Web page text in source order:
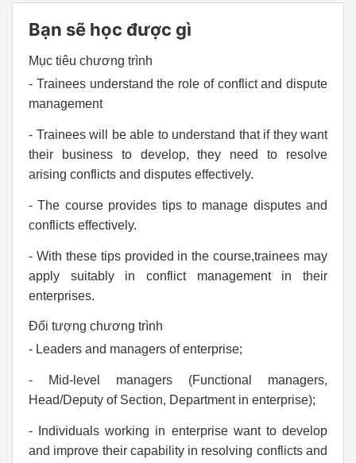
Bạn sẽ học được gì
Mục tiêu chương trình
- Trainees understand the role of conflict and dispute
management
- Trainees will be able to understand that if they want
their business to develop, they need to resolve
arising conflicts and disputes effectively.
- The course provides tips to manage disputes and
conflicts effectively.
- With these tips provided in the course,trainees may
apply suitably in conflict management in their
enterprises.
Đối tượng chương trình
- Leaders and managers of enterprise;
- Mid-level managers (Functional managers,
Head/Deputy of Section, Department in enterprise);
- Individuals working in enterprise want to develop
and improve their capability in resolving conflicts and